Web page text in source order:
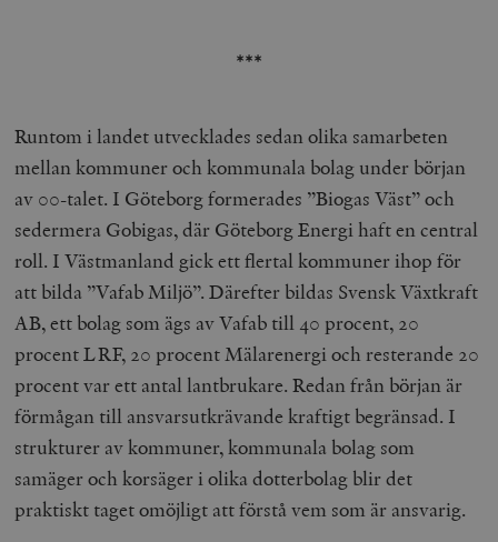
***
Runtom i landet utvecklades sedan olika samarbeten
mellan kommuner och kommunala bolag under början
av 00-talet. I Göteborg formerades ”Biogas Väst” och
sedermera Gobigas, där Göteborg Energi haft en central
roll. I Västmanland gick ett flertal kommuner ihop för
att bilda ”Vafab Miljö”. Därefter bildas Svensk Växtkraft
AB, ett bolag som ägs av Vafab till 40 procent, 20
procent LRF, 20 procent Mälarenergi och resterande 20
procent var ett antal lantbrukare. Redan från början är
förmågan till ansvarsutkrävande kraftigt begränsad. I
strukturer av kommuner, kommunala bolag som
samäger och korsäger i olika dotterbolag blir det
praktiskt taget omöjligt att förstå vem som är ansvarig.